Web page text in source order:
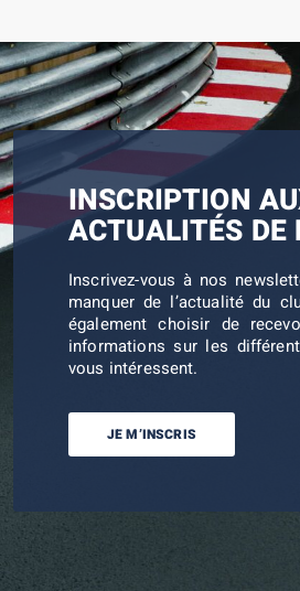
INSCRIPTION
ACTUALITÉS DE
Inscrivez-vous à nos
manquer de l’actualité du
également choisir de
informations sur les
vous intéressent.
JE M’INSCRIS